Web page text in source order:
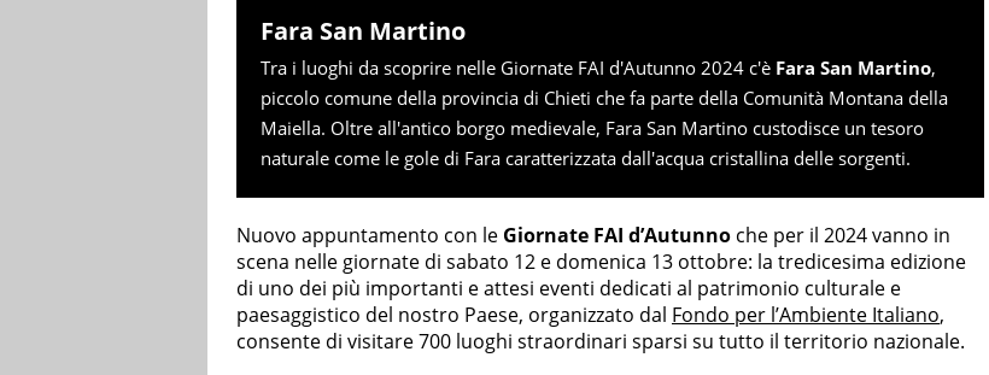
Fara San Martino
Tra i luoghi da scoprire nelle Giornate FAI d'Autunno 2024 c'è Fara San Martino,
piccolo comune della provincia di Chieti che fa parte della Comunità Montana della
Maiella. Oltre all'antico borgo medievale, Fara San Martino custodisce un tesoro
naturale come le gole di Fara caratterizzata dall'acqua cristallina delle sorgenti.
Nuovo appuntamento con le Giornate FAI d’Autunno che per il 2024 vanno in
scena nelle giornate di sabato 12 e domenica 13 ottobre: la tredicesima edizione
di uno dei più importanti e attesi eventi dedicati al patrimonio culturale e
paesaggistico del nostro Paese, organizzato dal Fondo per l’Ambiente Italiano,
consente di visitare 700 luoghi straordinari sparsi su tutto il territorio nazionale.